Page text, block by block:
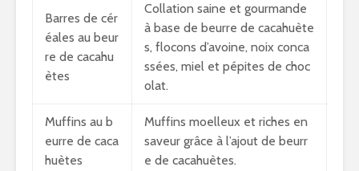
Barres de cér
éales au beur
re de cacahu
ètes
Collation saine et gourmande
à base de beurre de cacahuète
s, flocons d’avoine, noix conca
ssées, miel et pépites de choc
olat.
Muffins au b
eurre de caca
huètes
Muffins moelleux et riches en
saveur grâce à l’ajout de beurr
e de cacahuètes.